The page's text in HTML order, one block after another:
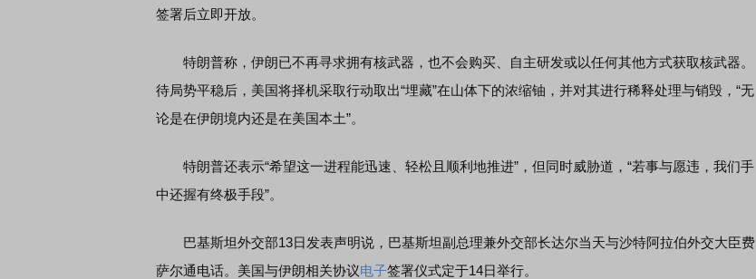
签署后立即开放。
特朗普称，伊朗已不再寻求拥有核武器，也不会购买、自主研发或以任何其他方式获取核武器。
待局势平稳后，美国将择机采取行动取出“埋藏”在山体下的浓缩铀，并对其进行稀释处理与销毁，“无
论是在伊朗境内还是在美国本土”。
特朗普还表示“希望这一进程能迅速、轻松且顺利地推进”，但同时威胁道，“若事与愿违，我们手
中还握有终极手段”。
巴基斯坦外交部13日发表声明说，巴基斯坦副总理兼外交部长达尔当天与沙特阿拉伯外交大臣费
萨尔通电话。美国与伊朗相关协议电子签署仪式定于14日举行。